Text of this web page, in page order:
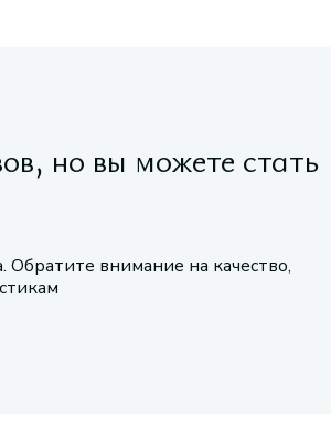
но вы можете стать
Обратите внимание на качество,